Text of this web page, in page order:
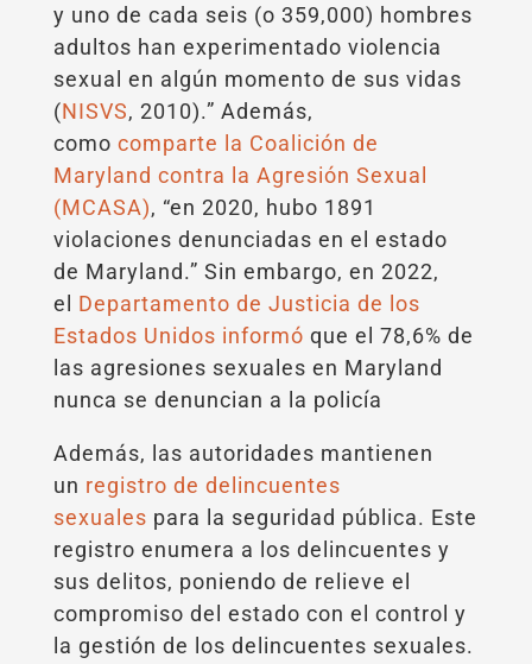
y uno de cada seis (o 359,000) hombres
adultos han experimentado violencia
sexual en algún momento de sus vidas
(NISVS, 2010).” Además,
como comparte la Coalición de
Maryland contra la Agresión Sexual
(MCASA), “en 2020, hubo 1891
violaciones denunciadas en el estado
de Maryland.” Sin embargo, en 2022,
el Departamento de Justicia de los
Estados Unidos informó que el 78,6% de
las agresiones sexuales en Maryland
nunca se denuncian a la policía
Además, las autoridades mantienen
un registro de delincuentes
sexuales para la seguridad pública. Este
registro enumera a los delincuentes y
sus delitos, poniendo de relieve el
compromiso del estado con el control y
la gestión de los delincuentes sexuales.